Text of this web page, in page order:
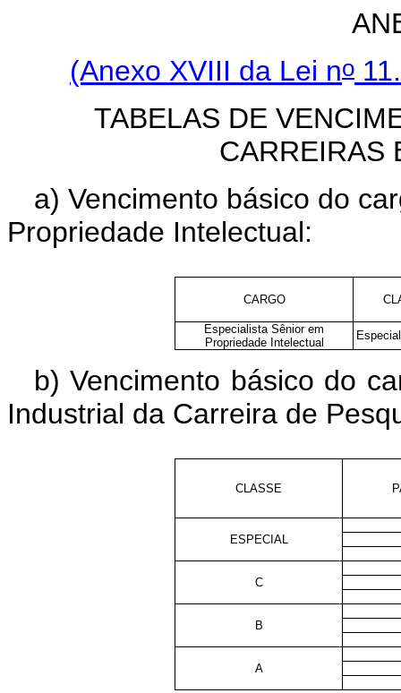
(Anexo XVIII da Lei no
TABELAS DE
CARREIRAS
a) Vencimento básico do
Propriedade Intelectual:
CARGO
Especialista Sênior em
Propriedade Intelectual
b) Vencimento básico do
Industrial da Carreira de
CLASSE
ESPECIAL
C
B
A